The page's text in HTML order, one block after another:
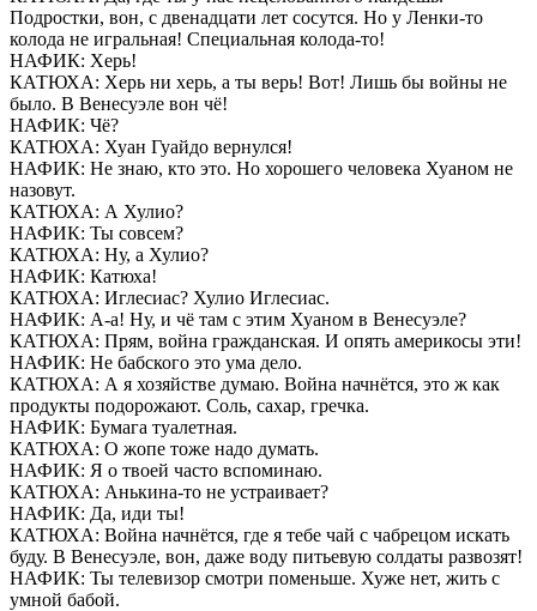
Подростки, вон, с двенадцати лет сосутся. Но у Ленки-то
колода не игральная! Специальная колода-то!
НАФИК: Херь!
КАТЮХА: Херь ни херь, а ты верь! Вот! Лишь бы войны не
было. В Венесуэле вон чё!
НАФИК: Чё?
КАТЮХА: Хуан Гуайдо вернулся!
НАФИК: Не знаю, кто это. Но хорошего человека Хуаном не
назовут.
КАТЮХА: А Хулио?
НАФИК: Ты совсем?
КАТЮХА: Ну, а Хулио?
НАФИК: Катюха!
КАТЮХА: Иглесиас? Хулио Иглесиас.
НАФИК: А-а! Ну, и чё там с этим Хуаном в Венесуэле?
КАТЮХА: Прям, война гражданская. И опять америкосы эти!
НАФИК: Не бабского это ума дело.
КАТЮХА: А я хозяйстве думаю. Война начнётся, это ж как
продукты подорожают. Соль, сахар, гречка.
НАФИК: Бумага туалетная.
КАТЮХА: О жопе тоже надо думать.
НАФИК: Я о твоей часто вспоминаю.
КАТЮХА: Анькина-то не устраивает?
НАФИК: Да, иди ты!
КАТЮХА: Война начнётся, где я тебе чай с чабрецом искать
буду. В Венесуэле, вон, даже воду питьевую солдаты развозят!
НАФИК: Ты телевизор смотри поменьше. Хуже нет, жить с
умной бабой.